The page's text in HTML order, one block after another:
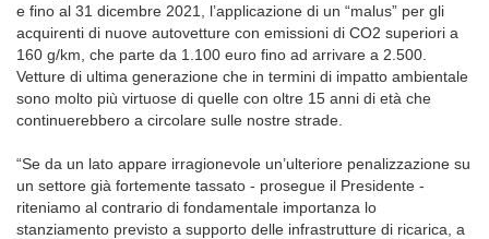
e fino al 31 dicembre 2021, l’applicazione di un “malus” per gli
acquirenti di nuove autovetture con emissioni di CO2 superiori a
160 g/km, che parte da 1.100 euro fino ad arrivare a 2.500.
Vetture di ultima generazione che in termini di impatto ambientale
sono molto più virtuose di quelle con oltre 15 anni di età che
continuerebbero a circolare sulle nostre strade.
“Se da un lato appare irragionevole un’ulteriore penalizzazione su
un settore già fortemente tassato - prosegue il Presidente -
riteniamo al contrario di fondamentale importanza lo
stanziamento previsto a supporto delle infrastrutture di ricarica, a